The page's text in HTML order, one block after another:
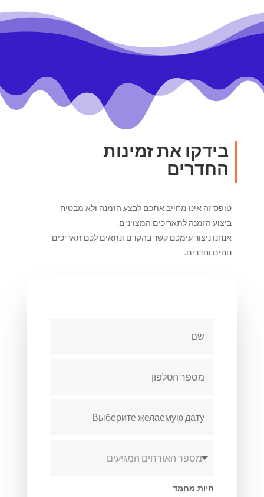
בידקו את זמינות
החדרים
טופס זה אינו מחייב אתכם לבצע הזמנה ולא מבטיח
ביצוע הזמנה לתאריכים המצוינים.
אנחנו ניצור עימכם קשר בהקדם ונתאים לכם תאריכים
נוחים וחדרים.
חיות מחמד